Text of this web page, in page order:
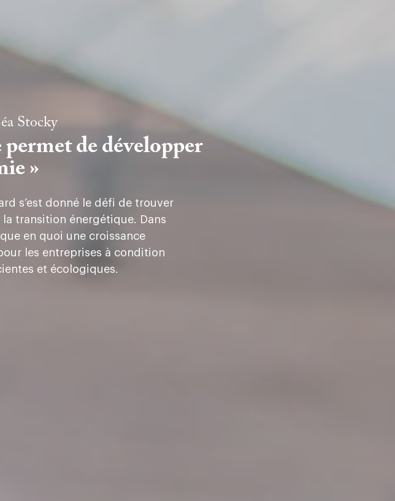
Stocky
de développer
»
s’est donné le défi de trouver
transition énergétique. Dans
en quoi une croissance
les entreprises à condition
et écologiques.